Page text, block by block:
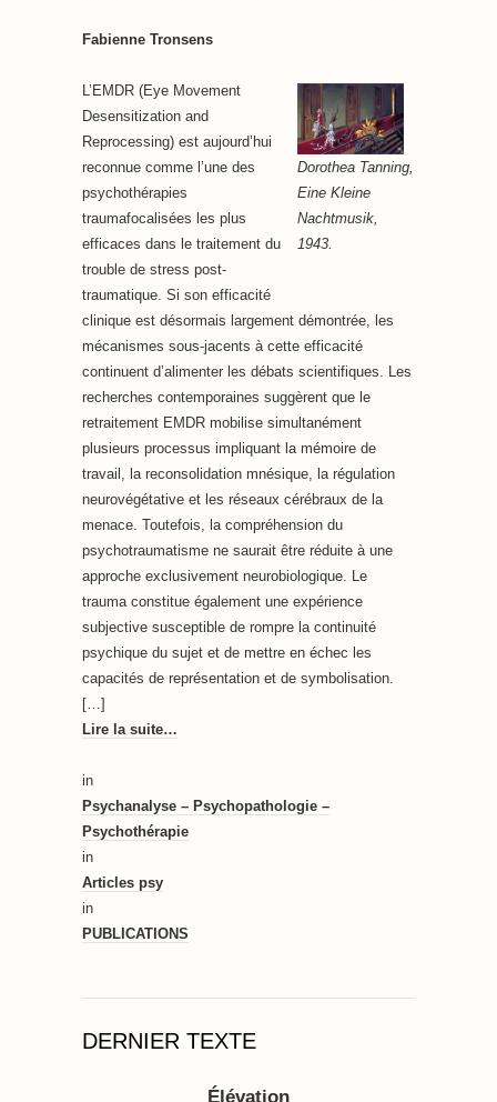
Fabienne Tronsens
Dorothea Tanning,
Eine Kleine
Nachtmusik,
1943.
L’EMDR (Eye Movement
Desensitization and
Reprocessing) est aujourd’hui
reconnue comme l’une des
psychothérapies
traumafocalisées les plus
efficaces dans le traitement du
trouble de stress post-
traumatique. Si son efficacité
clinique est désormais largement démontrée, les
mécanismes sous-jacents à cette efficacité
continuent d’alimenter les débats scientifiques. Les
recherches contemporaines suggèrent que le
retraitement EMDR mobilise simultanément
plusieurs processus impliquant la mémoire de
travail, la reconsolidation mnésique, la régulation
neurovégétative et les réseaux cérébraux de la
menace. Toutefois, la compréhension du
psychotraumatisme ne saurait être réduite à une
approche exclusivement neurobiologique. Le
trauma constitue également une expérience
subjective susceptible de rompre la continuité
psychique du sujet et de mettre en échec les
capacités de représentation et de symbolisation.
[…]
Lire la suite…
in
Psychanalyse – Psychopathologie –
Psychothérapie
in
Articles psy
in
PUBLICATIONS
DERNIER TEXTE
Élévation